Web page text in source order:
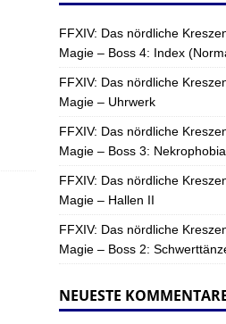
FFXIV: Das nördliche
Magie – Boss 4: Index
FFXIV: Das nördliche
Magie – Uhrwerk
FFXIV: Das nördliche
Magie – Boss 3:
FFXIV: Das nördliche
Magie – Hallen II
FFXIV: Das nördliche
Magie – Boss 2:
NEUESTE